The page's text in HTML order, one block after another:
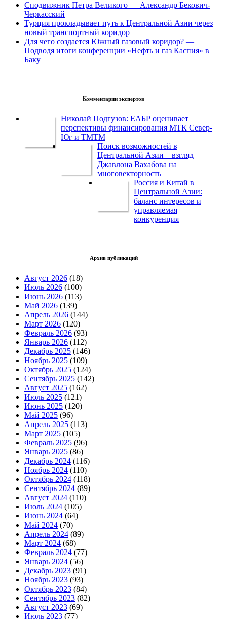
Сподвижник Петра Великого — Александр Бекович-
Черкасский
Турция прокладывает путь к Центральной Азии через
новый транспортный коридор
Для чего создается Южный газовый коридор? —
Подводя итоги конференции «Нефть и газ Каспия» в
Баку
Комментарии экспертов
Николай Подгузов: ЕАБР оценивает
перспективы финансирования МТК Север-
Юг и ТМТМ
Поиск возможностей в
Центральной Азии – взгляд
Джавлона Вахабова на
многовекторность
Россия и Китай в
Центральной Азии:
баланс интересов и
управляемая
конкуренция
Архив публикаций
Август 2026 (18)
Июль 2026 (100)
Июнь 2026 (113)
Май 2026 (139)
Апрель 2026 (144)
Март 2026 (120)
Февраль 2026 (93)
Январь 2026 (112)
Декабрь 2025 (146)
Ноябрь 2025 (109)
Октябрь 2025 (124)
Сентябрь 2025 (142)
Август 2025 (162)
Июль 2025 (121)
Июнь 2025 (120)
Май 2025 (96)
Апрель 2025 (113)
Март 2025 (105)
Февраль 2025 (96)
Январь 2025 (86)
Декабрь 2024 (116)
Ноябрь 2024 (110)
Октябрь 2024 (118)
Сентябрь 2024 (89)
Август 2024 (110)
Июль 2024 (105)
Июнь 2024 (64)
Май 2024 (70)
Апрель 2024 (89)
Март 2024 (68)
Февраль 2024 (77)
Январь 2024 (56)
Декабрь 2023 (91)
Ноябрь 2023 (93)
Октябрь 2023 (84)
Сентябрь 2023 (82)
Август 2023 (69)
Июль 2023 (77)